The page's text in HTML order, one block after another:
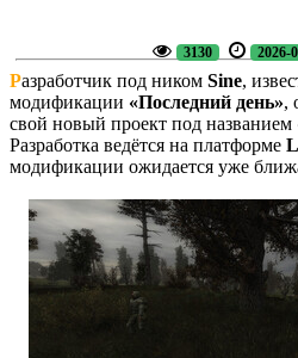
3130 2026-
Разработчик под ником Sine,
модификации «Последний день»,
свой новый проект под названием
Разработка ведётся на платформе
модификации ожидается уже